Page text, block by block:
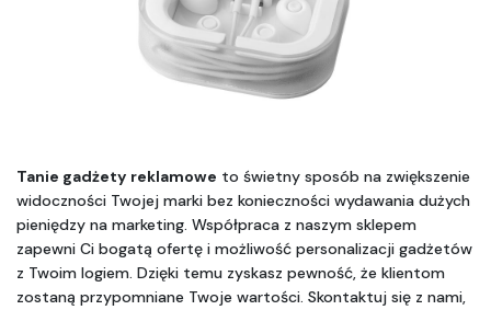
Tanie gadżety reklamowe to świetny sposób na zwiększenie
widoczności Twojej marki bez konieczności wydawania dużych
pieniędzy na marketing. Współpraca z naszym sklepem
zapewni Ci bogatą ofertę i możliwość personalizacji gadżetów
z Twoim logiem. Dzięki temu zyskasz pewność, że klientom
zostaną przypomniane Twoje wartości. Skontaktuj się z nami,